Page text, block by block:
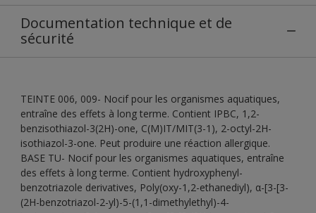
Documentation technique et de
sécurité
TEINTE 006, 009- Nocif pour les organismes aquatiques,
entraîne des effets à long terme. Contient IPBC, 1,2-
benzisothiazol-3(2H)-one, C(M)IT/MIT(3-1), 2-octyl-2H-
isothiazol-3-one. Peut produire une réaction allergique.
BASE TU- Nocif pour les organismes aquatiques, entraîne
des effets à long terme. Contient hydroxyphenyl-
benzotriazole derivatives, Poly(oxy-1,2-ethanediyl), α-[3-[3-
(2H-benzotriazol-2-yl)-5-(1,1-dimethylethyl)-4-